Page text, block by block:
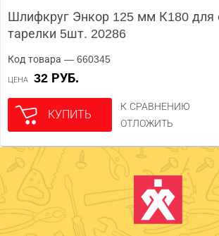
Шлифкруг Энкор 125 мм К180 для
тарелки 5шт. 20286
Код товара — 660345
ЦЕНА 32 РУБ.
КУПИТЬ
К СРАВНЕНИЮ
ОТЛОЖИТЬ